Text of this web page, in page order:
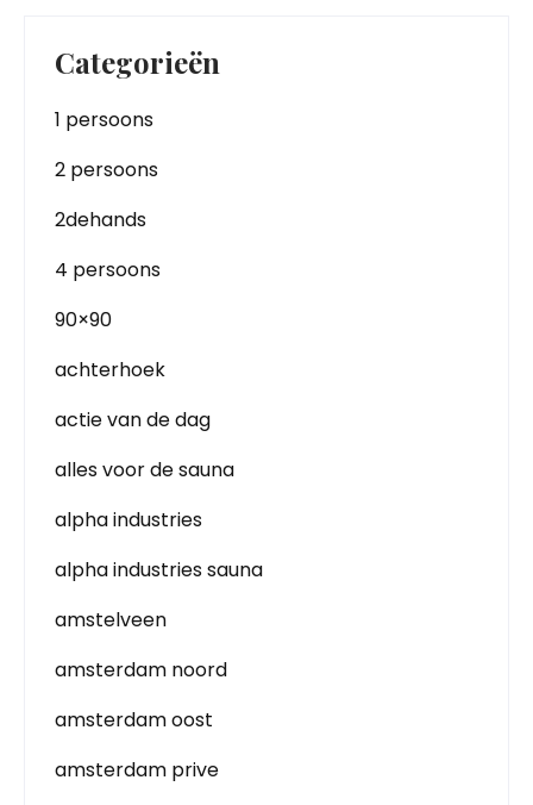
Categorieën
1 persoons
2 persoons
2dehands
4 persoons
90×90
achterhoek
actie van de dag
alles voor de sauna
alpha industries
alpha industries sauna
amstelveen
amsterdam noord
amsterdam oost
amsterdam prive